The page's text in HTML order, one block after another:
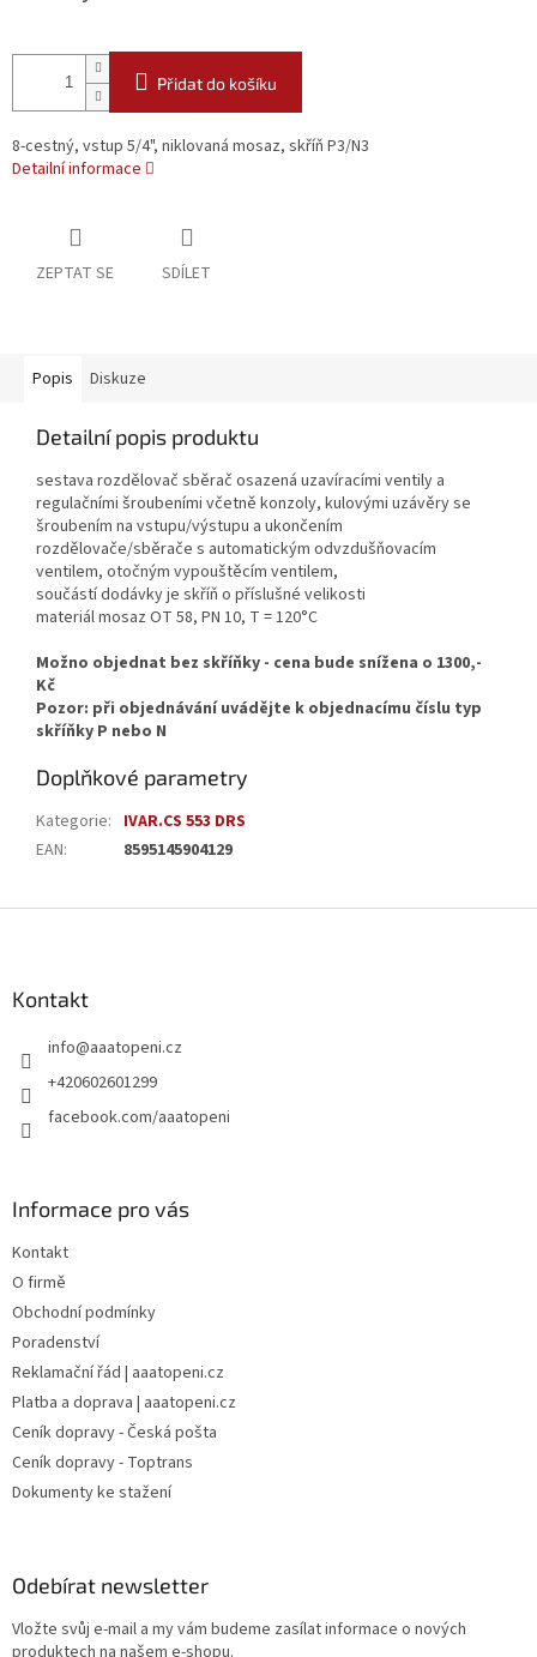
Přidat do košíku
8-cestný, vstup 5/4", niklovaná mosaz, skříň P3/N3
Detailní informace
ZEPTAT SE SDÍLET
Popis Diskuze
Detailní popis produktu
sestava rozdělovač sběrač osazená uzavíracími ventily a
regulačními šroubeními včetně konzoly, kulovými uzávěry se
šroubením na vstupu/výstupu a ukončením
rozdělovače/sběrače s automatickým odvzdušňovacím
ventilem, otočným vypouštěcím ventilem,
součástí dodávky je skříň o příslušné velikosti
materiál mosaz OT 58, PN 10, T = 120°C
Možno objednat bez skříňky - cena bude snížena o 1300,-
Kč
Pozor: při objednávání uvádějte k objednacímu číslu typ
skříňky P nebo N
Doplňkové parametry
Kategorie: IVAR.CS 553 DRS
EAN: 8595145904129
Kontakt
info@aaatopeni.cz
+420602601299
facebook.com/aaatopeni
Informace pro vás
Kontakt
O firmě
Obchodní podmínky
Poradenství
Reklamační řád | aaatopeni.cz
Platba a doprava | aaatopeni.cz
Ceník dopravy - Česká pošta
Ceník dopravy - Toptrans
Dokumenty ke stažení
Odebírat newsletter
Vložte svůj e-mail a my vám budeme zasílat informace o nových